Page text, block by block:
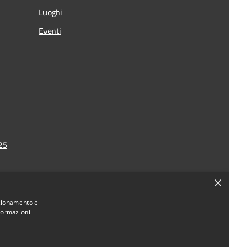
Luoghi
Eventi
×
e